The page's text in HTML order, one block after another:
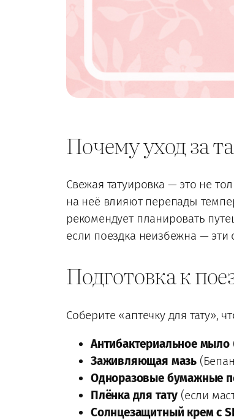
Почему уход за
Свежая татуировка — это не
на неё влияют перепады
рекомендует планировать
если поездка неизбежна —
Подготовка к
Соберите «аптечку для тату»,
Антибактериальное мыло
Заживляющая мазь
Одноразовые бумажные
Плёнка для тату (если
Солнцезащитный крем с